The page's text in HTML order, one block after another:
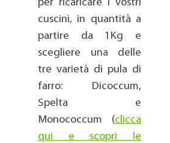
per ricaricare i vostri
cuscini, in quantità a
partire da 1Kg e
scegliere una delle
tre varietà di pula di
farro: Dicoccum,
Spelta e
Monococcum (clicca
qui e scopri le